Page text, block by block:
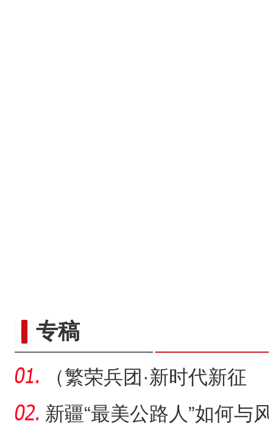
专稿
（繁荣兵团·新时代新征
程）沙漠瀚海中的新疆兵
新疆“最美公路人”如何与风